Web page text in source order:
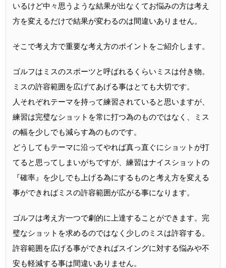
いるけど中々思うような結果が出なくてお悩みの方は考え
方を変えるだけで結果が変わるのは間違いありません。
そこで考え方で重要な考え方のポイントをご紹介します。
ゴルフはミスのスポーツと呼ばれるくらいミスは付き物。
ミスの許容範囲を広げてあげる事はとても大切です。
人それぞれテーマを持って練習されていると思いますが、
練習は完璧なショットを常に打つ為のものではなく、ミス
の幅を少しでも減らす為のものです。
どうしてもテーマに沿ってやれば真っ直ぐにショットが打
てると思ってしまいがちですが、練習はナイスショットの
『確率』を少しでも上げる為にするものと考え方を変える
事ができればミスの許容範囲が広がる事になります。
ゴルフは考え方一つで劇的に上達することができます。完
璧なショットを求めるのではなく少しのミスは許容する。
許容範囲を広げる事ができればスイングに対する悩みや不
安も軽減する事は間違いありません。